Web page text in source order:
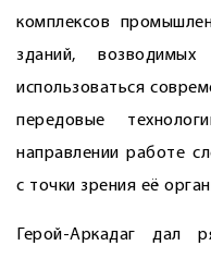
комплексов
зданий,
использоваться
передовые
направлении работе
с точки зрения её
Герой-Аркадаг дал